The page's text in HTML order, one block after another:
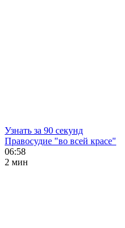
Узнать за 90 секунд
Правосудие "во всей красе"
06:58
2 мин